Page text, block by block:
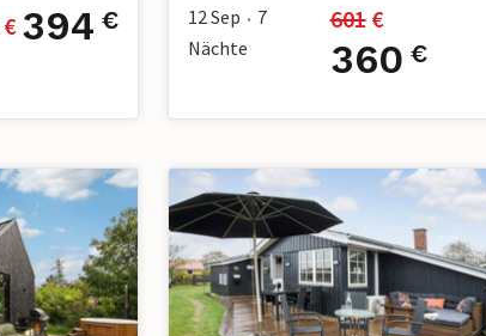
€ 394 € 12 Sep • 7
Nächte
601 €
360 €